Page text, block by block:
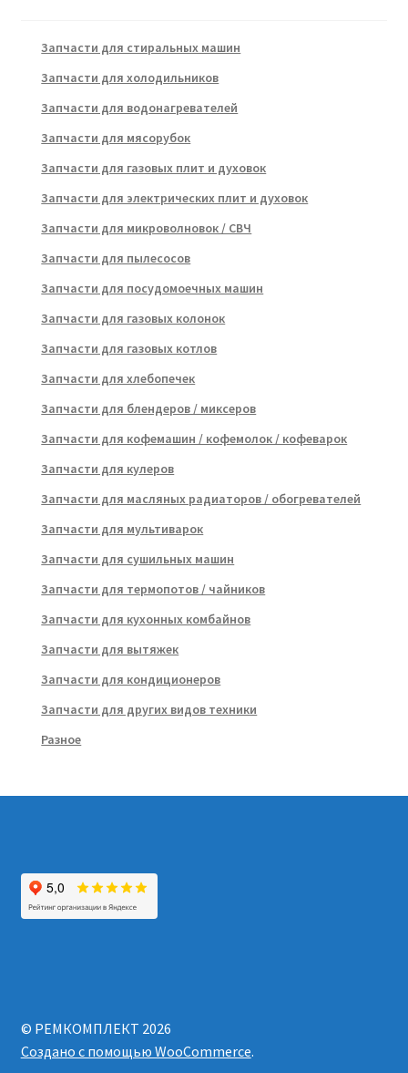
Запчасти для стиральных машин
Запчасти для холодильников
Запчасти для водонагревателей
Запчасти для мясорубок
Запчасти для газовых плит и духовок
Запчасти для электрических плит и духовок
Запчасти для микроволновок / СВЧ
Запчасти для пылесосов
Запчасти для посудомоечных машин
Запчасти для газовых колонок
Запчасти для газовых котлов
Запчасти для хлебопечек
Запчасти для блендеров / миксеров
Запчасти для кофемашин / кофемолок / кофеварок
Запчасти для кулеров
Запчасти для масляных радиаторов / обогревателей
Запчасти для мультиварок
Запчасти для сушильных машин
Запчасти для термопотов / чайников
Запчасти для кухонных комбайнов
Запчасти для вытяжек
Запчасти для кондиционеров
Запчасти для других видов техники
Разное
© РЕМКОМПЛЕКТ 2026
Создано с помощью WooCommerce.